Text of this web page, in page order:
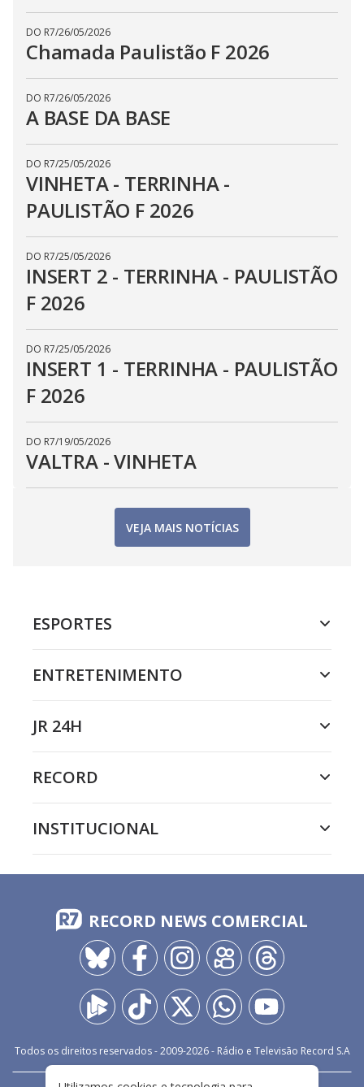
DO R7/26/05/2026
Chamada Paulistão F 2026
DO R7/26/05/2026
A BASE DA BASE
DO R7/25/05/2026
VINHETA - TERRINHA -
PAULISTÃO F 2026
DO R7/25/05/2026
INSERT 2 - TERRINHA - PAULISTÃO
F 2026
DO R7/25/05/2026
INSERT 1 - TERRINHA - PAULISTÃO
F 2026
DO R7/19/05/2026
VALTRA - VINHETA
VEJA MAIS NOTÍCIAS
ESPORTES
ENTRETENIMENTO
JR 24H
RECORD
INSTITUCIONAL
RECORD NEWS COMERCIAL
Todos os direitos reservados - 2009-2026- Rádio e Televisão Record S.A